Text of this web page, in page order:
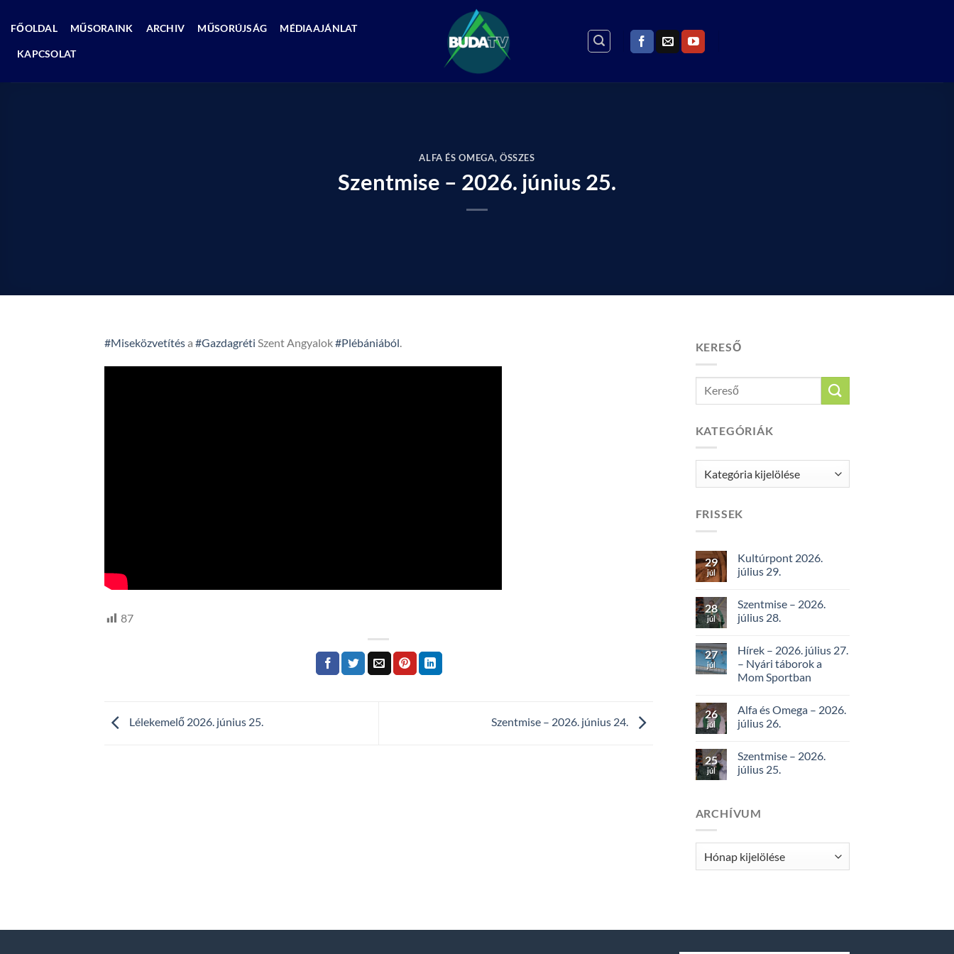
FŐOLDAL MŰSORAINK ARCHIV MŰSORÚJSÁG MÉDIAAJÁNLAT
KAPCSOLAT
ALFA ÉS OMEGA, ÖSSZES
Szentmise – 2026. június 25.
#Miseközvetítésa #Gazdagréti Szent Angyalok#Plébániából.
87
Lélekemelő 2026. június 25. Szentmise – 2026. június 24.
KERESŐ
KATEGÓRIÁK
Kategóriák
FRISSEK
29
júl
Kultúrpont 2026.
július 29.
28
júl
Szentmise – 2026.
július 28.
27
júl
Hírek – 2026. július 27.
– Nyári táborok a
Mom Sportban
26
júl
Alfa és Omega – 2026.
július 26.
25
júl
Szentmise – 2026.
július 25.
ARCHÍVUM
Archívum